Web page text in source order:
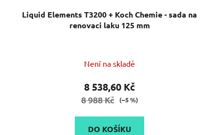
Liquid Elements T3200 + Koch Chemie - sada na
renovaci laku 125 mm
Není na skladě
8 538,60 Kč
8 988 Kč (–5 %)
DO KOŠÍKU